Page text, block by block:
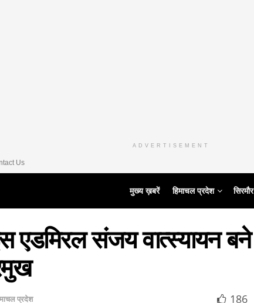
ADVERTISEMENT
Us
मुख्य ख़बरें हिमाचल प्रदेश सिरमौर
एडमिरल संजय वात्स्यायन बने
प्रदेश 186